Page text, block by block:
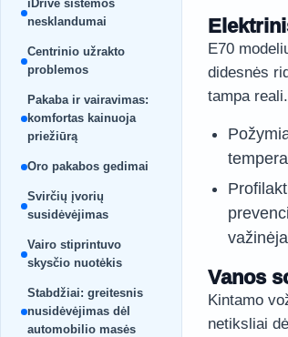
iDrive sistemos
nesklandumai
Centrinio užrakto
problemos
Pakaba ir vairavimas:
komfortas kainuoja
priežiūrą
Oro pakabos gedimai
Svirčių įvorių
susidėvėjimas
Vairo stiprintuvo
skysčio nuotėkis
Stabdžiai: greitesnis
nusidėvėjimas dėl
automobilio masės
E70
didesnės
tampa reali.
Vanos
Kintamo
netiksliai